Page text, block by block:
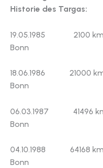
Historie des Targas:
19.05.1985 2100
Bonn
18.06.1986 21000
Bonn
06.03.1987 41496
Bonn
04.10.1988 64168
Bonn